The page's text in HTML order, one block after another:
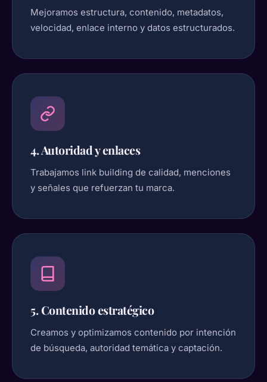
Mejoramos estructura, contenido, metadatos,
velocidad, enlace interno y datos estructurados.
4. Autoridad y enlaces
Trabajamos link building de calidad, menciones
y señales que refuerzan tu marca.
5. Contenido estratégico
Creamos y optimizamos contenido por intención
de búsqueda, autoridad temática y captación.